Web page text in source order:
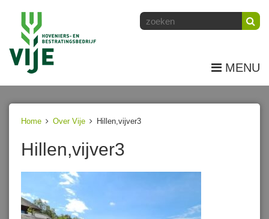
MENU
Home Over Vije Hillen,vijver3
Hillen,vijver3